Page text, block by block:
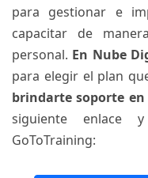
para gestionar e
capacitar de
personal. En Nube
para elegir el plan
brindarte soporte
siguiente enlace
GoToTraining: